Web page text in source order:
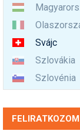
Svájc
Szlovákia
Szlovénia